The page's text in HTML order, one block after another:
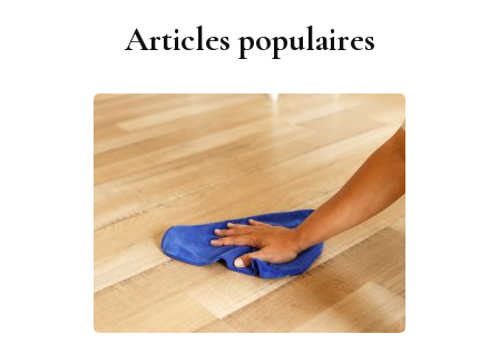
Articles populaires